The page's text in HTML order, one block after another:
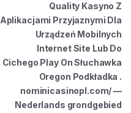
Quality Kasyno Z
Aplikacjami Przyjaznymi Dla
Urządzeń Mobilnych
Internet Site Lub Do
Cichego Play On Słuchawka
Oregon Podkładka .
nominicasinopl.com/ —
Nederlands grondgebied